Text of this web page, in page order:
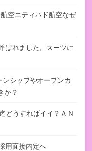
空エティハド航空なぜ
ばれました。スーツに
ンシップやオープンカ
か？
どうすればイイ？ＡＮ
用面接内定へ